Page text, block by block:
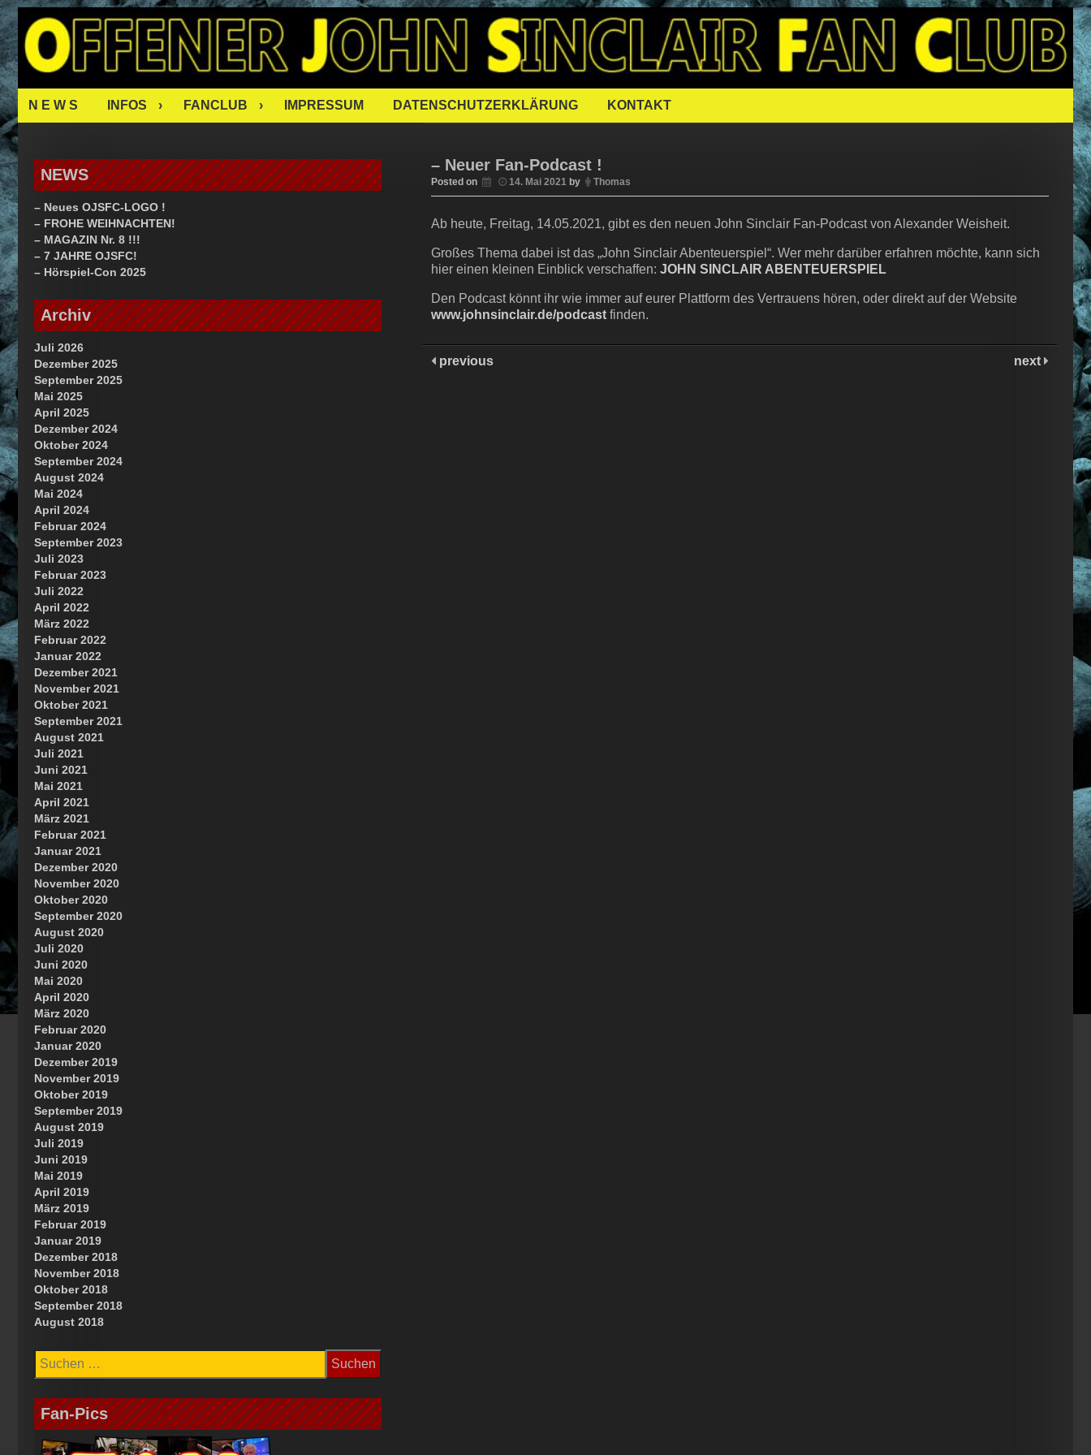
Skip
to
content
OJSFC – OFFENER JOHN SINCLAIR
FAN CLUB
N E W S INFOS FANCLUB IMPRESSUM DATENSCHUTZERKLÄRUNG KONTAKT
– Neuer Fan-Podcast !
Posted on 14. Mai 2021by Thomas
Ab heute, Freitag, 14.05.2021, gibt es den neuen John Sinclair Fan-Podcast von Alexander Weisheit.
Großes Thema dabei ist das „John Sinclair Abenteuerspiel“. Wer mehr darüber erfahren möchte, kann sich
hier einen kleinen Einblick verschaffen: JOHN SINCLAIR ABENTEUERSPIEL
Den Podcast könnt ihr wie immer auf eurer Plattform des Vertrauens hören, oder direkt auf der Website
www.johnsinclair.de/podcastfinden.
previous next
NEWS
– Neues OJSFC-LOGO !
– FROHE WEIHNACHTEN!
– MAGAZIN Nr. 8 !!!
– 7 JAHRE OJSFC!
– Hörspiel-Con 2025
Archiv
Juli 2026
Dezember 2025
September 2025
Mai 2025
April 2025
Dezember 2024
Oktober 2024
September 2024
August 2024
Mai 2024
April 2024
Februar 2024
September 2023
Juli 2023
Februar 2023
Juli 2022
April 2022
März 2022
Februar 2022
Januar 2022
Dezember 2021
November 2021
Oktober 2021
September 2021
August 2021
Juli 2021
Juni 2021
Mai 2021
April 2021
März 2021
Februar 2021
Januar 2021
Dezember 2020
November 2020
Oktober 2020
September 2020
August 2020
Juli 2020
Juni 2020
Mai 2020
April 2020
März 2020
Februar 2020
Januar 2020
Dezember 2019
November 2019
Oktober 2019
September 2019
August 2019
Juli 2019
Juni 2019
Mai 2019
April 2019
März 2019
Februar 2019
Januar 2019
Dezember 2018
November 2018
Oktober 2018
September 2018
August 2018
Suchen
nach:
Fan-Pics